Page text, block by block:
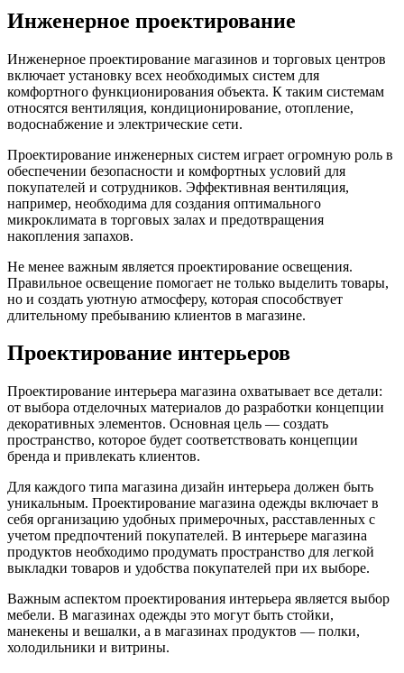
Инженерное проектирование
Инженерное проектирование магазинов и торговых центров
включает установку всех необходимых систем для
комфортного функционирования объекта. К таким системам
относятся вентиляция, кондиционирование, отопление,
водоснабжение и электрические сети.
Проектирование инженерных систем играет огромную роль в
обеспечении безопасности и комфортных условий для
покупателей и сотрудников. Эффективная вентиляция,
например, необходима для создания оптимального
микроклимата в торговых залах и предотвращения
накопления запахов.
Не менее важным является проектирование освещения.
Правильное освещение помогает не только выделить товары,
но и создать уютную атмосферу, которая способствует
длительному пребыванию клиентов в магазине.
Проектирование интерьеров
Проектирование интерьера магазина охватывает все детали:
от выбора отделочных материалов до разработки концепции
декоративных элементов. Основная цель — создать
пространство, которое будет соответствовать концепции
бренда и привлекать клиентов.
Для каждого типа магазина дизайн интерьера должен быть
уникальным. Проектирование магазина одежды включает в
себя организацию удобных примерочных, расставленных с
учетом предпочтений покупателей. В интерьере магазина
продуктов необходимо продумать пространство для легкой
выкладки товаров и удобства покупателей при их выборе.
Важным аспектом проектирования интерьера является выбор
мебели. В магазинах одежды это могут быть стойки,
манекены и вешалки, а в магазинах продуктов — полки,
холодильники и витрины.